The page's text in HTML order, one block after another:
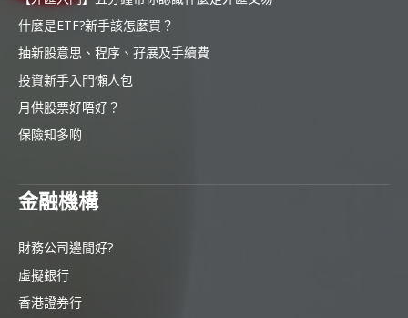
什麼是ETF?新手該怎麼買？
抽新股意思、程序、孖展及手續費
投資新手入門懶人包
月供股票好唔好？
保險知多啲
金融機構
財務公司邊間好?
虛擬銀行
香港證券行